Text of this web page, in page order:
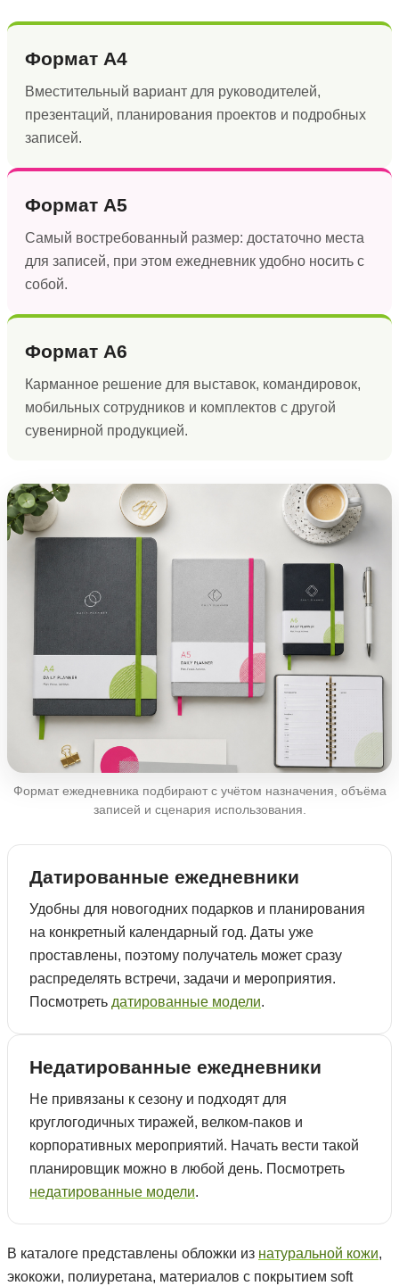
Формат А4
Вместительный вариант для руководителей,
презентаций, планирования проектов и подробных
записей.
Формат А5
Самый востребованный размер: достаточно места
для записей, при этом ежедневник удобно носить с
собой.
Формат А6
Карманное решение для выставок, командировок,
мобильных сотрудников и комплектов с другой
сувенирной продукцией.
Формат ежедневника подбирают с учётом назначения, объёма
записей и сценария использования.
Датированные ежедневники
Удобны для новогодних подарков и планирования
на конкретный календарный год. Даты уже
проставлены, поэтому получатель может сразу
распределять встречи, задачи и мероприятия.
Посмотреть датированные модели.
Недатированные ежедневники
Не привязаны к сезону и подходят для
круглогодичных тиражей, велком-паков и
корпоративных мероприятий. Начать вести такой
планировщик можно в любой день. Посмотреть
недатированные модели.
В каталоге представлены обложки из натуральной кожи,
экокожи, полиуретана, материалов с покрытием soft